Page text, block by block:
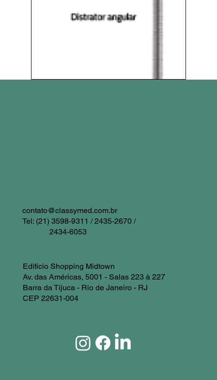
contato@classymed.com.br
Tel: (21) 3598-9311 / 2435-2670 /
2434-6053
Edifício Shopping Midtown
Av. das Américas, 5001 - Salas 223 à 227
Barra da Tijuca - Rio de Janeiro - RJ
CEP 22631-004